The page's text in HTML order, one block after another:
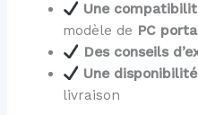
Une
modèle de PC
Des conseils
Une
livraison